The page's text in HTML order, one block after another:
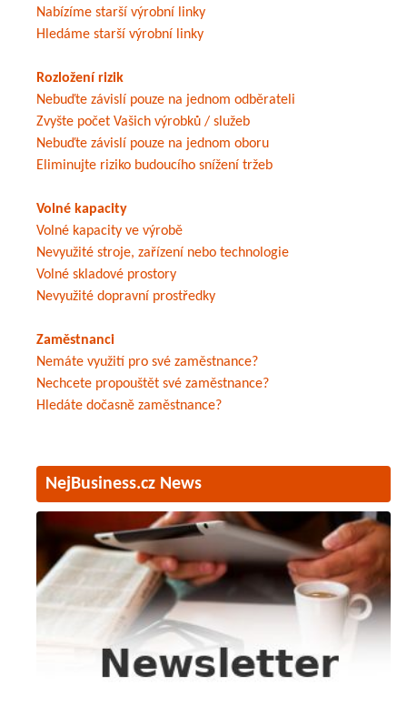
Nabízíme starší výrobní linky
Hledáme starší výrobní linky
Rozložení rizik
Nebuďte závislí pouze na jednom odběrateli
Zvyšte počet Vašich výrobků / služeb
Nebuďte závislí pouze na jednom oboru
Eliminujte riziko budoucího snížení tržeb
Volné kapacity
Volné kapacity ve výrobě
Nevyužité stroje, zařízení nebo technologie
Volné skladové prostory
Nevyužité dopravní prostředky
Zaměstnanci
Nemáte využití pro své zaměstnance?
Nechcete propouštět své zaměstnance?
Hledáte dočasně zaměstnance?
NejBusiness.cz News